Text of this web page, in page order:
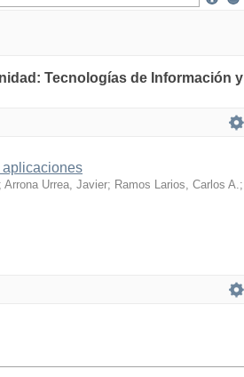
Tecnologías de Información y
aplicaciones
; Arrona Urrea, Javier; Ramos Larios, Carlos A.;